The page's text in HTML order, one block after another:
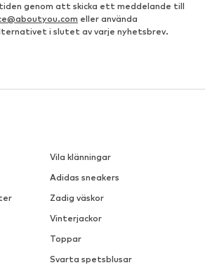
genom att skicka ett meddelande till
eller använda
i slutet av varje nyhetsbrev.
Vila klänningar
Adidas sneakers
Zadig väskor
Vinterjackor
Toppar
Svarta spetsblusar